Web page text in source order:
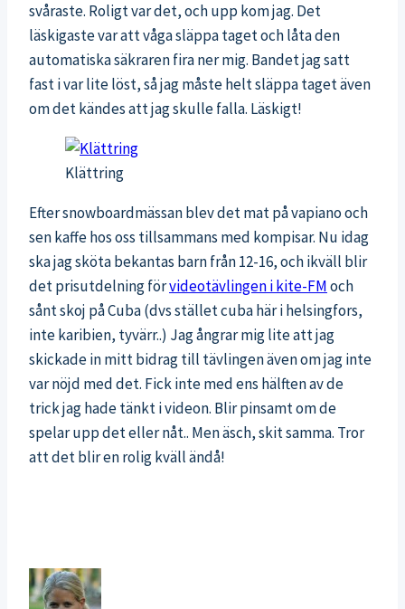
svåraste. Roligt var det, och upp kom jag. Det
läskigaste var att våga släppa taget och låta den
automatiska säkraren fira ner mig. Bandet jag satt
fast i var lite löst, så jag måste helt släppa taget även
om det kändes att jag skulle falla. Läskigt!
Klättring
Efter snowboardmässan blev det mat på vapiano och
sen kaffe hos oss tillsammans med kompisar. Nu idag
ska jag sköta bekantas barn från 12-16, och ikväll blir
det prisutdelning förvideotävlingen i kite-FMoch
sånt skoj på Cuba (dvs stället cuba här i helsingfors,
inte karibien, tyvärr..) Jag ångrar mig lite att jag
skickade in mitt bidrag till tävlingen även om jag inte
var nöjd med det. Fick inte med ens hälften av de
trick jag hade tänkt i videon. Blir pinsamt om de
spelar upp det eller nåt.. Men äsch, skit samma. Tror
att det blir en rolig kväll ändå!